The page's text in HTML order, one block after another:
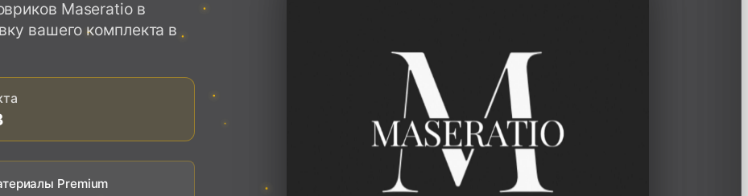
Maseratio в
вашего комплекта в
Premium